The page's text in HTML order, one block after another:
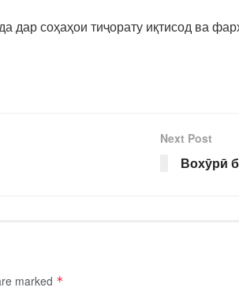
соҳаҳои тиҷорату иқтисод ва
Next Post
Вохӯрӣ
marked *